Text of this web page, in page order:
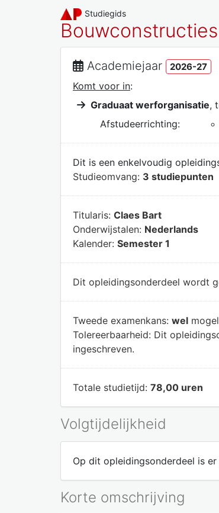
Studiegids
Academiejaar 2026-27
Komt voor in:
Graduaat werforganisatie,
Afstudeerrichting:
Dit is een enkelvoudig
Studieomvang: 3 studiepunten
Titularis: Claes Bart
Onderwijstalen: Nederlands
Kalender: Semester 1
Dit opleidingsonderdeel wordt
Tweede examenkans: wel
Tolereerbaarheid: Dit
ingeschreven.
Totale studietijd: 78,00 uren
Volgtijdelijkheid
Op dit opleidingsonderdeel is
Korte omschrijving